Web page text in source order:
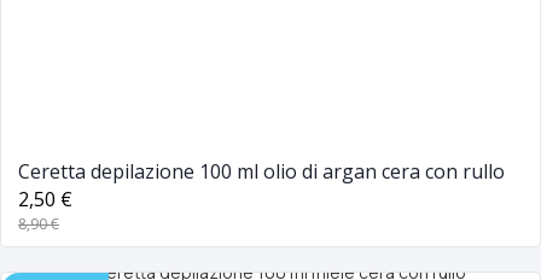
Ceretta depilazione 100 ml olio di argan cera con rullo
2,50 €
8,90 €